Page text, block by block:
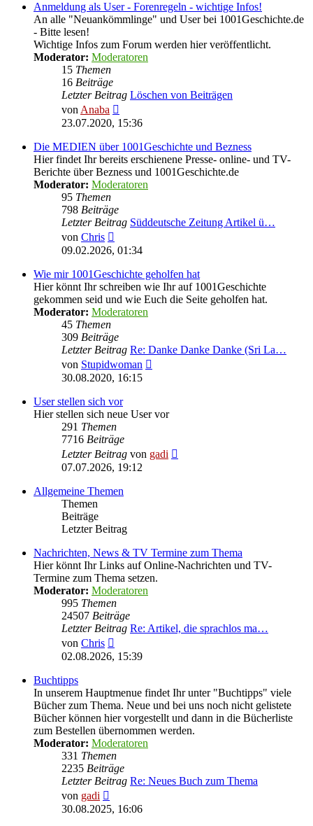
Anmeldung als User - Forenregeln - wichtige Infos!
An alle "Neuankömmlinge" und User bei 1001Geschichte.de
- Bitte lesen!
Wichtige Infos zum Forum werden hier veröffentlicht.
Moderator: Moderatoren
15 Themen
16 Beiträge
Letzter Beitrag Löschen von Beiträgen
von Anaba
Beitrag
23.07.2020, 15:36
Die MEDIEN über 1001Geschichte und Bezness
Hier findet Ihr bereits erschienene Presse- online- und TV-
Berichte über Bezness und 1001Geschichte.de
Moderator: Moderatoren
95 Themen
798 Beiträge
Letzter Beitrag Süddeutsche Zeitung Artikel ü…
von Chris
Beitrag
09.02.2026, 01:34
Wie mir 1001Geschichte geholfen hat
Hier könnt Ihr schreiben wie Ihr auf 1001Geschichte
gekommen seid und wie Euch die Seite geholfen hat.
Moderator: Moderatoren
45 Themen
309 Beiträge
Letzter Beitrag Re: Danke Danke Danke (Sri La…
von Stupidwoman
30.08.2020, 16:15
User stellen sich vor
Hier stellen sich neue User vor
291 Themen
7716 Beiträge
Letzter Beitrag von gadi
07.07.2026, 19:12
Allgemeine Themen
Themen
Beiträge
Letzter Beitrag
Nachrichten, News & TV Termine zum Thema
Hier könnt Ihr Links auf Online-Nachrichten und TV-
Termine zum Thema setzen.
Moderator: Moderatoren
995 Themen
24507 Beiträge
Letzter Beitrag Re: Artikel, die sprachlos ma…
von Chris
Beitrag
02.08.2026, 15:39
Buchtipps
In unserem Hauptmenue findet Ihr unter "Buchtipps" viele
Bücher zum Thema. Neue und bei uns noch nicht gelistete
Bücher können hier vorgestellt und dann in die Bücherliste
zum Bestellen übernommen werden.
Moderator: Moderatoren
331 Themen
2235 Beiträge
Letzter Beitrag Re: Neues Buch zum Thema
von gadi
Beitrag
30.08.2025, 16:06